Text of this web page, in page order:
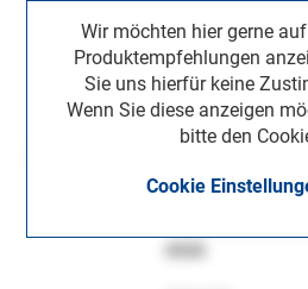
Wir möchten hier gerne
Produktempfehlungen
Sie uns hierfür keine
Wenn Sie diese anzeigen
bitte den
Cookie